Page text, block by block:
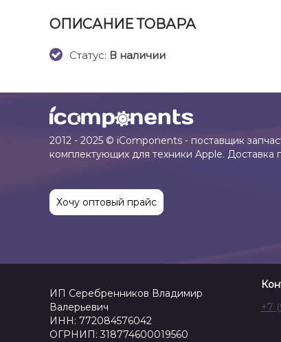
ОПИСАНИЕ ТОВАРА
Cтатус: В наличии
2012 - 2025 © iComponents - поставщик
комплектующих для техники Apple. Доставка
Хочу оптовый прайс
ИП Серебренников Владимир
Валерьевич
ИНН: 772084576042
ОГРНИП: 318774600019560
+7